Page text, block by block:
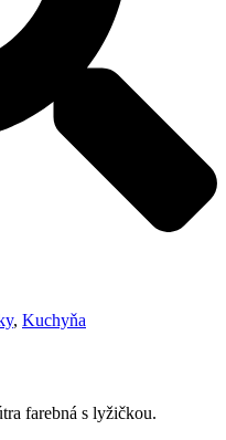
, Kuchyňa
farebná s lyžičkou.